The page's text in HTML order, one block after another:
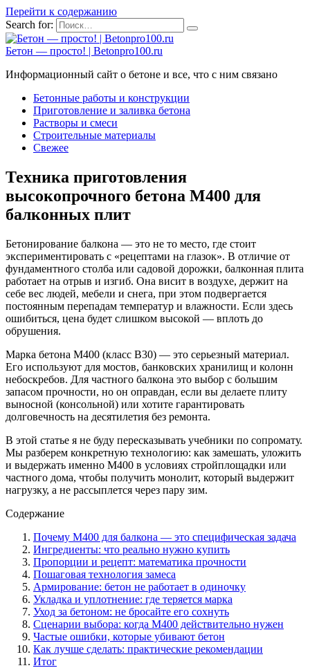
Перейти к содержанию
Search for:
Бетон — просто! | Betonpro100.ru
Информационный сайт о бетоне и все, что с ним связано
Бетонные работы и конструкции
Приготовление и заливка бетона
Растворы и смеси
Строительные материалы
Свежее
Техника приготовления
высокопрочного бетона М400 для
балконных плит
Бетонирование балкона — это не то место, где стоит
экспериментировать с «рецептами на глазок». В отличие от
фундаментного столба или садовой дорожки, балконная плита
работает на отрыв и изгиб. Она висит в воздухе, держит на
себе вес людей, мебели и снега, при этом подвергается
постоянным перепадам температур и влажности. Если здесь
ошибиться, цена будет слишком высокой — вплоть до
обрушения.
Марка бетона М400 (класс B30) — это серьезный материал.
Его используют для мостов, банковских хранилищ и колонн
небоскребов. Для частного балкона это выбор с большим
запасом прочности, но он оправдан, если вы делаете плиту
выносной (консольной) или хотите гарантировать
долговечность на десятилетия без ремонта.
В этой статье я не буду пересказывать учебники по сопромату.
Мы разберем конкретную технологию: как замешать, уложить
и выдержать именно М400 в условиях стройплощадки или
частного дома, чтобы получить монолит, который выдержит
нагрузку, а не рассыплется через пару зим.
Содержание
Почему М400 для балкона — это специфическая задача
Ингредиенты: что реально нужно купить
Пропорции и рецепт: математика прочности
Пошаговая технология замеса
Армирование: бетон не работает в одиночку
Укладка и уплотнение: где теряется марка
Уход за бетоном: не бросайте его сохнуть
Сценарии выбора: когда М400 действительно нужен
Частые ошибки, которые убивают бетон
Как лучше сделать: практические рекомендации
Итог